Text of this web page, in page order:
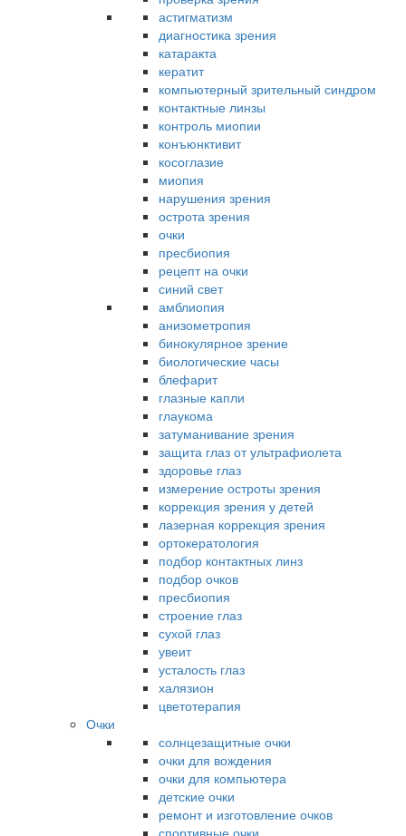
астигматизм
диагностика зрения
катаракта
кератит
компьютерный зрительный синдром
контактные линзы
контроль миопии
конъюнктивит
косоглазие
миопия
нарушения зрения
острота зрения
очки
пресбиопия
рецепт на очки
синий свет
амблиопия
анизометропия
бинокулярное зрение
биологические часы
блефарит
глазные капли
глаукома
затуманивание зрения
защита глаз от ультрафиолета
здоровье глаз
измерение остроты зрения
коррекция зрения у детей
лазерная коррекция зрения
ортокератология
подбор контактных линз
подбор очков
пресбиопия
строение глаз
сухой глаз
увеит
усталость глаз
халязион
цветотерапия
Очки
солнцезащитные очки
очки для вождения
очки для компьютера
детские очки
ремонт и изготовление очков